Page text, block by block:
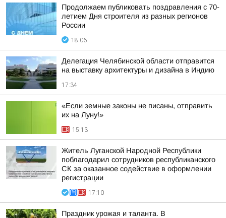
Продолжаем публиковать поздравления с 70-
летием Дня строителя из разных регионов
России
18:06
Делегация Челябинской области отправится
на выставку архитектуры и дизайна в Индию
17:34
«Если земные законы не писаны, отправить
их на Луну!»
15:13
Житель Луганской Народной Республики
поблагодарил сотрудников республиканского
СК за оказанное содействие в оформлении
регистрации
17:10
Праздник урожая и таланта. В